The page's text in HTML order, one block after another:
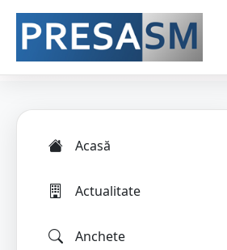
Acasă
Actualitate
Anchete